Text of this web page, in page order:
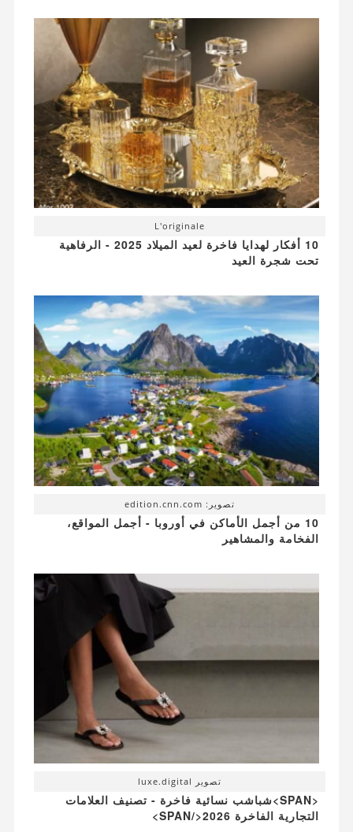
L'originale
10 أفكار لهدايا فاخرة لعيد الميلاد 2025 - الرفاهية
تحت شجرة العيد
تصوير: edition.cnn.com
10 من أجمل الأماكن في أوروبا - أجمل المواقع،
الفخامة والمشاهير
تصوير luxe.digital
<SPAN>شباشب نسائية فاخرة - تصنيف العلامات
التجارية الفاخرة 2026</SPAN>